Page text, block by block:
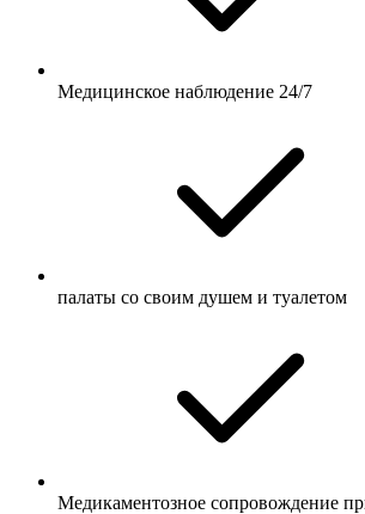
Медицинское наблюдение 24/7
палаты со своим душем и туалетом
Медикаментозное сопровождение